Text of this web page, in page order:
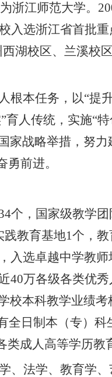
浙江师范大学。
入选浙江省首批重
湖校区、兰溪校
根本任务，以“提
人传统，实施“
家战略举措，努
前进。
4个，国家级教学团
践教育基地1个，
入选卓越中学教
40万各级各类优
本科教学业绩
全日制本（专）科
类成人高等学历教
、法学、教育学